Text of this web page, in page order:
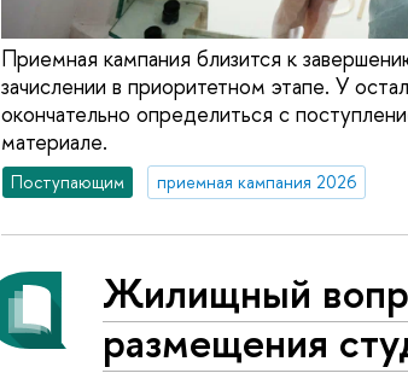
Приемная кампания близится к
зачислении в приоритетном этапе. У
окончательно определиться с
материале.
Поступающим приемная кампания 2026
Жилищный
размещения